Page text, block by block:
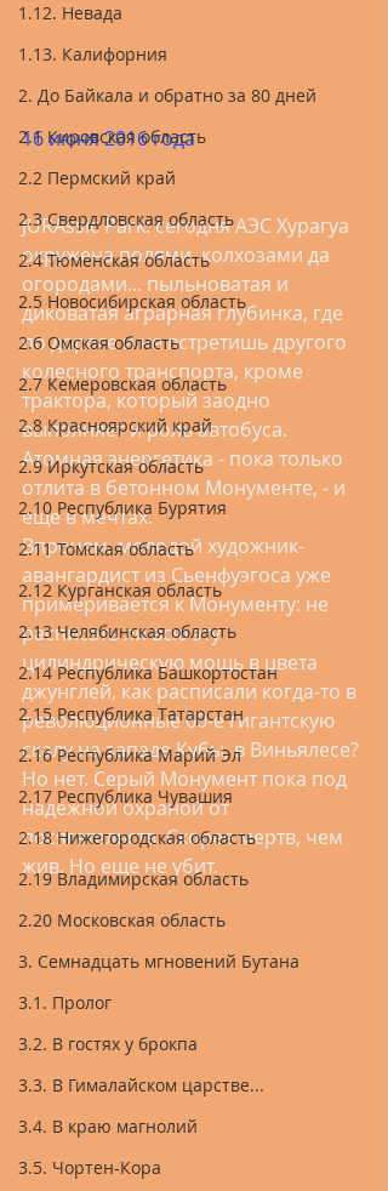
1.12. Невада
1.13. Калифорния
2. До Байкала и обратно за 80 дней
2.1 Кировская область
2.2 Пермский край
2.3 Свердловская область
2.4 Тюменская область
2.5 Новосибирская область
2.6 Омская область
2.7 Кемеровская область
2.8 Красноярский край
2.9 Иркутская область
2.10 Республика Бурятия
2.11 Томская область
2.12 Курганская область
2.13 Челябинская область
2.14 Республика Башкортостан
2.15 Республика Татарстан
2.16 Республика Марий Эл
2.17 Республика Чувашия
2.18 Нижегородская область
2.19 Владимирская область
2.20 Московская область
3. Семнадцать мгновений Бутана
3.1. Пролог
3.2. В гостях у брокпа
3.3. В Гималайском царстве...
3.4. В краю магнолий
3.5. Чортен-Кора
16 июня 2016 года
JURAssic Park: cегодня АЭС Хурагуа
окружена полями, колхозами да
огородами... пыльноватая и
диковатая аграрная глубинка, где
по дороге и не встретишь другого
колесного транспорта, кроме
трактора, который заодно
выполняет и роль автобуса.
Атомная энергетика - пока только
отлита в бетонном Монументе, - и
еще в мечтах.
Впрочем, молодой художник-
авангардист из Сьенфуэгоса уже
примеривается к Монументу: не
расписать ли всю эту
цилиндрическую мощь в цвета
джунглей, как расписали когда-то в
революционные 60-е гигантскую
скалу на западе Кубы, в Виньялесе?
Но нет. Серый Монумент пока под
надежной охраной от
посягательств. Скорее мертв, чем
жив. Но еще не убит.